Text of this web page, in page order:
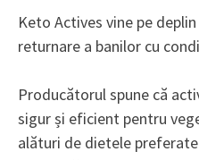
Keto Actives vine pe
returnare a banilor cu
Producătorul spune că
sigur și eficient pentru
alături de dietele